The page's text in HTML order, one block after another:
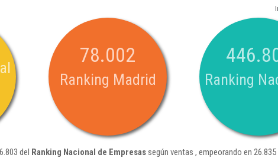
78.002
Ranking Madrid Ranking
del Ranking Nacional de Empresassegún ventas , empeorando en